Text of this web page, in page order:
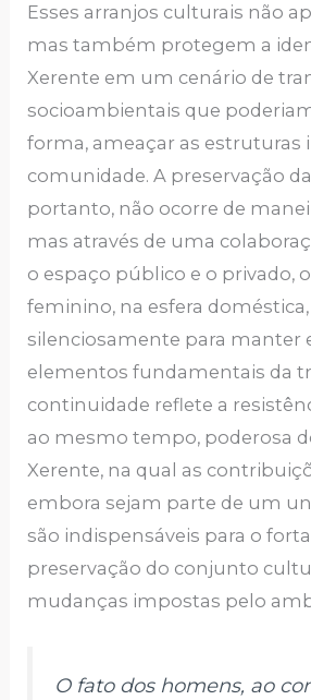
Esses arranjos culturais não
mas também protegem a
Xerente em um cenário de
socioambientais que
forma, ameaçar as estruturas
comunidade. A preservação
portanto, não ocorre de
mas através de uma
o espaço público e o privado,
feminino, na esfera
silenciosamente para manter
elementos fundamentais da
continuidade reflete a
ao mesmo tempo, poderosa
Xerente, na qual as
embora sejam parte de um
são indispensáveis ​​para o
preservação do conjunto
mudanças impostas pelo
O fato dos homens, ao